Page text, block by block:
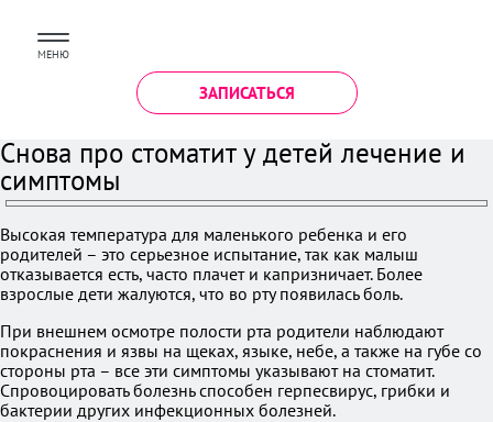
МЕНЮ
ЗАПИСАТЬСЯ
Снова про стоматит у детей лечение и
симптомы
Высокая температура для маленького ребенка и его
родителей – это серьезное испытание, так как малыш
отказывается есть, часто плачет и капризничает. Более
взрослые дети жалуются, что во рту появилась боль.
При внешнем осмотре полости рта родители наблюдают
покраснения и язвы на щеках, языке, небе, а также на губе со
стороны рта – все эти симптомы указывают на стоматит.
Спровоцировать болезнь способен герпесвирус, грибки и
бактерии других инфекционных болезней.